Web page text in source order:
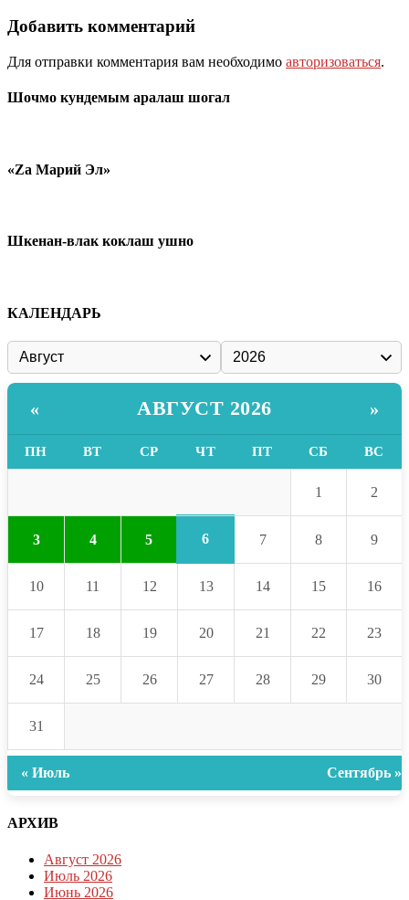
Добавить комментарий
Для отправки комментария вам необходимо авторизоваться.
Шочмо кундемым аралаш шогал
«Zа Марий Эл»
Шкенан-влак коклаш ушно
КАЛЕНДАРЬ
« АВГУСТ 2026 »
ПН ВТ СР ЧТ ПТ СБ ВС
1 2
3 4 5 6 7 8 9
10 11 12 13 14 15 16
17 18 19 20 21 22 23
24 25 26 27 28 29 30
31
« Июль Сентябрь »
АРХИВ
Август 2026
Июль 2026
Июнь 2026